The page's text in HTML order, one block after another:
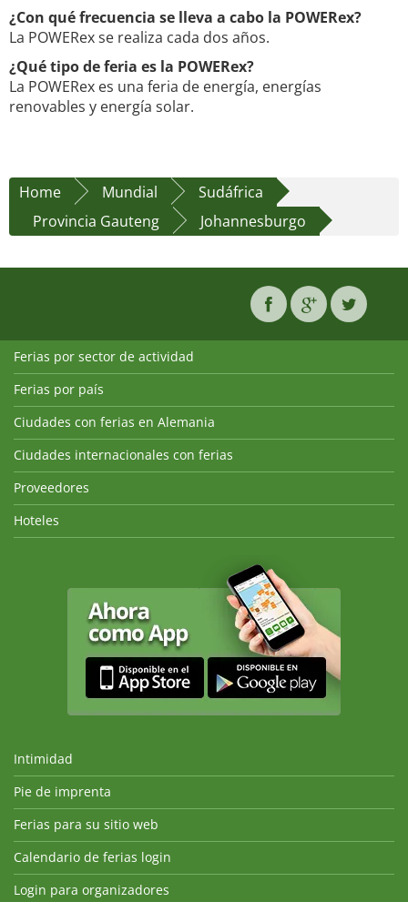
¿Con qué frecuencia se lleva a cabo la POWERex?
La POWERex se realiza cada dos años.
¿Qué tipo de feria es la POWERex?
La POWERex es una feria de energía, energías
renovables y energía solar.
Home Mundial
Sudáfrica
Provincia Gauteng
Johannesburgo
Ferias por sector de actividad
Ferias por país
Ciudades con ferias en Alemania
Ciudades internacionales con ferias
Proveedores
Hoteles
Intimidad
Pie de imprenta
Ferias para su sitio web
Calendario de ferias login
Login para organizadores